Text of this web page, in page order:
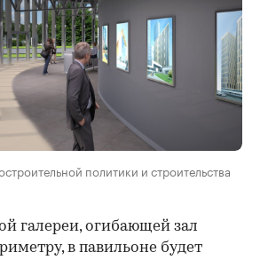
политики и строительства
галереи, огибающей зал
в павильоне будет